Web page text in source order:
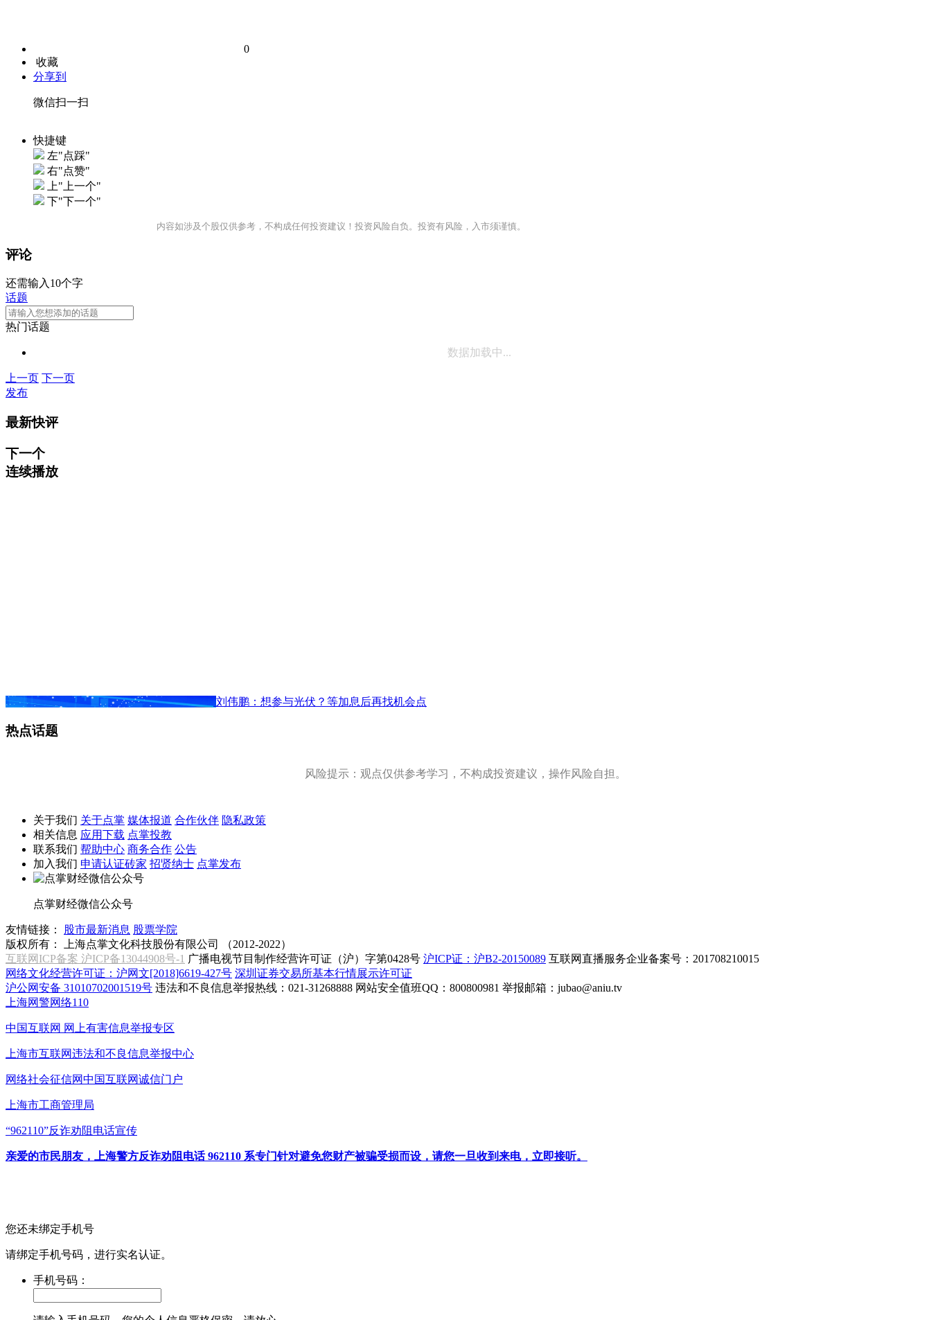
0
收藏
分享到
微信扫一扫
快捷键
左"点踩"
右"点赞"
上"上一个"
下"下一个"
内容如涉及个股仅供参考，不构成任何投资建议！投资风险自负。投资有风险，入市须谨慎。
评论
还需输入10个字
话题
热门话题
数据加载中...
上一页 下一页
发布
最新快评
下一个
连续播放
刘伟鹏：想参与光伏？等加息后再找机会点
热点话题
风险提示：观点仅供参考学习，不构成投资建议，操作风险自担。
关于我们 关于点掌 媒体报道 合作伙伴 隐私政策
相关信息 应用下载 点掌投教
联系我们 帮助中心 商务合作 公告
加入我们 申请认证砖家 招贤纳士 点掌发布
点掌财经微信公众号
友情链接： 股市最新消息 股票学院
版权所有：
上海点掌文化科技股份有限公司 （2012-2022）
互联网ICP备案 沪ICP备13044908号-1 广播电视节目制作经营许可证（沪）字第0428号 沪ICP证：沪B2-20150089 互联网直播服务企业备案号：201708210015
网络文化经营许可证：沪网文[2018]6619-427号 深圳证券交易所基本行情展示许可证
沪公网安备 31010702001519号 违法和不良信息举报热线：021-31268888 网站安全值班QQ：800800981 举报邮箱： jubao@aniu.tv
上海网警网络110
中国互联网 网上有害信息举报专区
上海市互联网违法和不良信息举报中心
网络社会征信网中国互联网诚信门户
上海市工商管理局
“962110”反诈劝阻电话宣传
亲爱的市民朋友，上海警方反诈劝阻电话 962110 系专门针对避免您财产被骗受损而设，请您一旦收到来电，立即接听。
您还未绑定手机号
请绑定手机号码，进行实名认证。
手机号码：